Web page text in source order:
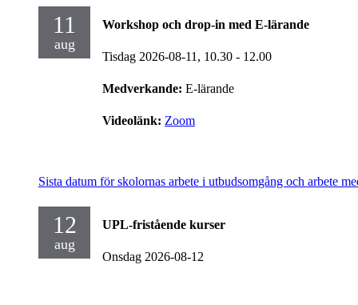
11
aug
Workshop och drop-in med E-lärande
Tisdag 2026-08-11, 10.30 - 12.00
Medverkande: E-lärande
Videolänk: Zoom
Sista datum för skolornas arbete i utbudsomgång och arbete
12
aug
UPL-fristående kurser
Onsdag 2026-08-12